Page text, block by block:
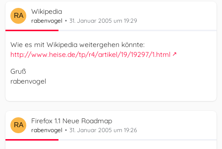
Wikipedia
rabenvogel 31. Januar 2005 um 19:29
Wie es mit Wikipedia weitergehen könnte:
http://www.heise.de/tp/r4/artikel/19/19297/1.html
Gruß
rabenvogel
Firefox 1.1 Neue Roadmap
rabenvogel 31. Januar 2005 um 19:26